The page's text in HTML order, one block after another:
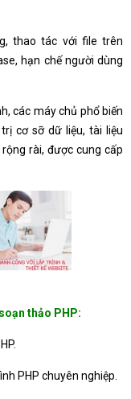
thao tác với file trên
hạn chế người dùng
các máy chủ phổ biến
cơ sỡ dữ liệu, tài liệu
rài, được cung cấp
thảo PHP:
PHP chuyên nghiệp.